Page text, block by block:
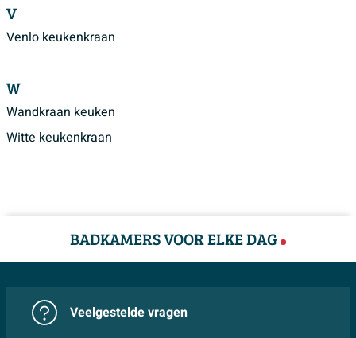
V
Venlo keukenkraan
W
Wandkraan keuken
Witte keukenkraan
BADKAMERS VOOR ELKE DAG
Veelgestelde vragen